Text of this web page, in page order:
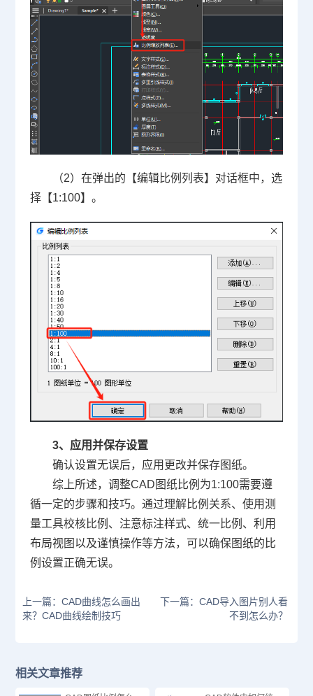
（2）在弹出的【编辑比例列表】对话框中，选
择【1:100】。
3、应用并保存设置
确认设置无误后，应用更改并保存图纸。
综上所述，调整CAD图纸比例为1:100需要遵
循一定的步骤和技巧。通过理解比例关系、使用测
量工具校核比例、注意标注样式、统一比例、利用
布局视图以及谨慎操作等方法，可以确保图纸的比
例设置正确无误。
上一篇：CAD曲线怎么画出
来？CAD曲线绘制技巧
下一篇：CAD导入图片别人看
不到怎么办？
相关文章推荐